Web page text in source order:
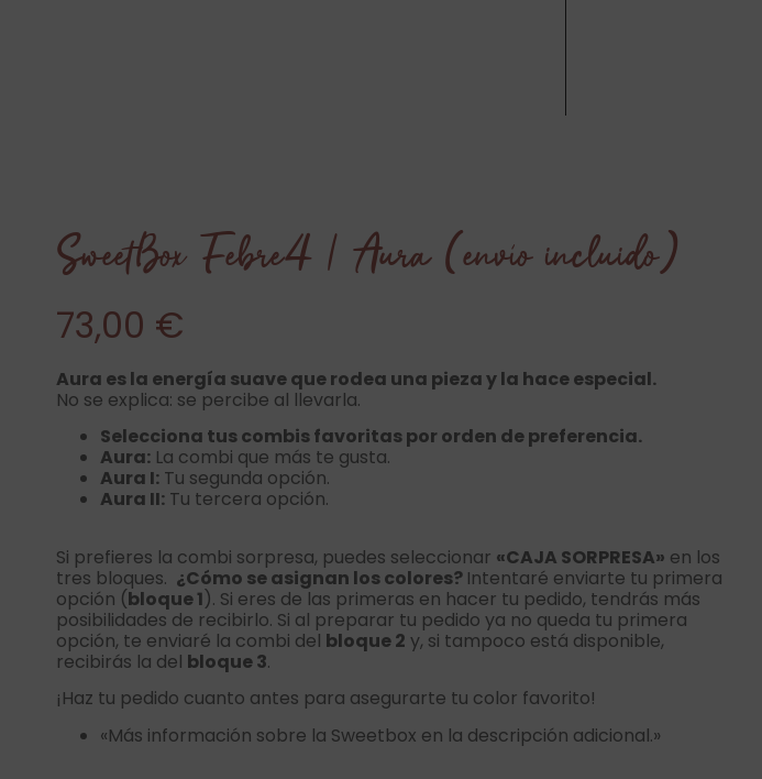
SweetBox Febre4 | Aura (envío incluido)
73,00 €
Aura es la energía suave que rodea una pieza y la hace especial.
No se explica: se percibe al llevarla.
Selecciona tus combis favoritas por orden de preferencia.
Aura: La combi que más te gusta.
Aura I: Tu segunda opción.
Aura II: Tu tercera opción.
Si prefieres la combi sorpresa, puedes seleccionar «CAJA SORPRESA» en los
tres bloques. ¿Cómo se asignan los colores? Intentaré enviarte tu primera
opción (bloque 1). Si eres de las primeras en hacer tu pedido, tendrás más
posibilidades de recibirlo. Si al preparar tu pedido ya no queda tu primera
opción, te enviaré la combi del bloque 2 y, si tampoco está disponible,
recibirás la del bloque 3.
¡Haz tu pedido cuanto antes para asegurarte tu color favorito!
«Más información sobre la Sweetbox en la descripción adicional.»